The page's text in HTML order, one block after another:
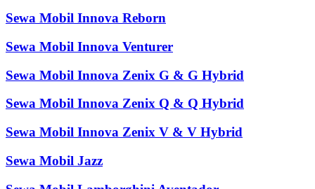
Sewa Mobil Innova Reborn
Sewa Mobil Innova Venturer
Sewa Mobil Innova Zenix G & G Hybrid
Sewa Mobil Innova Zenix Q & Q Hybrid
Sewa Mobil Innova Zenix V & V Hybrid
Sewa Mobil Jazz